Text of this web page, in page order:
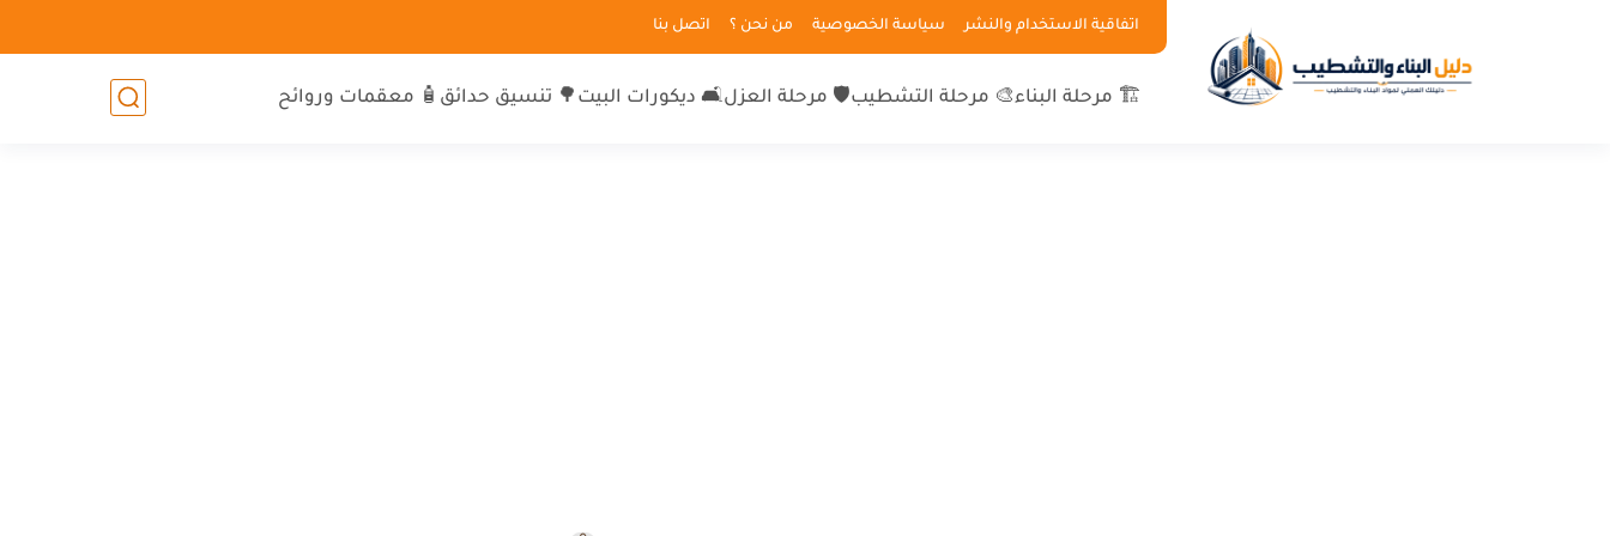
اتفاقية الاستخدام والنشر سياسة الخصوصية من نحن ؟ اتصل بنا
🏗 مرحلة البناء🎨 مرحلة التشطيب🛡 مرحلة العزل🛋 ديكورات البيت 🌳 تنسيق حدائق 🧴 معقمات وروائح